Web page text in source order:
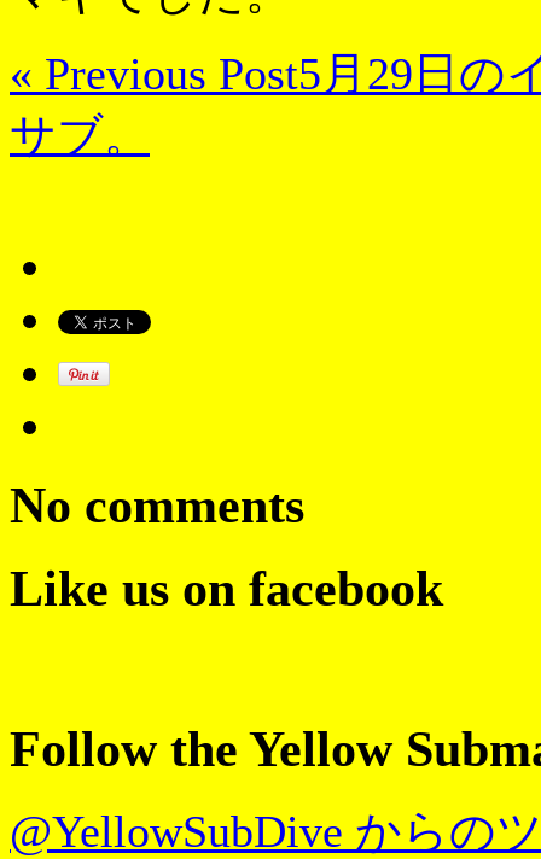
« Previous Post5月29日の
サブ。
No comments
Like us on facebook
Follow the Yellow
@YellowSubDive からの